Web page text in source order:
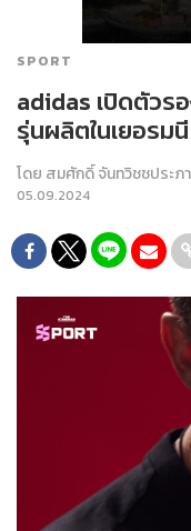
SPORT
adidas เปิดตัวร
รุ่นผลิตในเยอรมนี
โดย สมศักดิ์ จันทวิชชประภา
05.09.2024